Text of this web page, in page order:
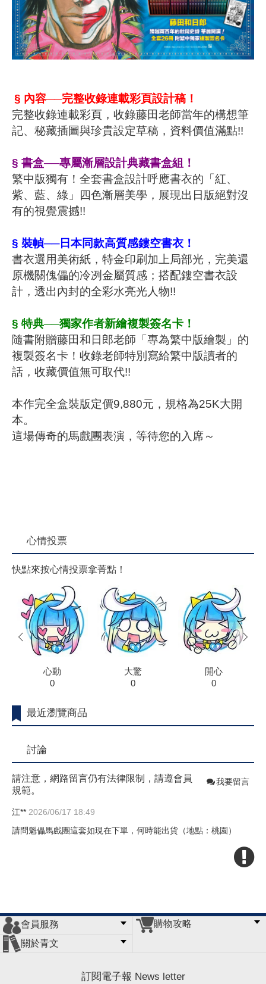
§ 內容──完整收錄連載彩頁設計稿 ！
完整收錄連載彩頁，收錄藤田老師當年的構想筆
記、秘藏插圖與珍貴設定草稿，資料價值滿點!!
§ 書盒──專屬漸層設計典藏書盒組 ！
繁中版獨有！全套書盒設計呼應書衣的「紅、
紫、藍、綠」四色漸層美學，展現出日版絕對沒
有的視覺震撼!!
§ 裝幀──日本同款高質感鏤空書衣 ！
書衣選用美術紙，特金印刷加上局部光，完美還
原機關傀儡的冷冽金屬質感；搭配鏤空書衣設
計，透出內封的全彩水亮光人物!!
§ 特典──獨家作者新繪複製簽名卡 ！
隨書附贈藤田和日郎老師「專為繁中版繪製」的
複製簽名卡！收錄老師特別寫給繁中版讀者的
話，收藏價值無可取代!!
本作完全盒裝版定價9,880元，規格為25K大開
本。
這場傳奇的馬戲團表演，等待您的入席～
心情投票
快點來按心情投票拿菁點！
心動
0
大驚
0
開心
0
prev next
最近瀏覽商品
討論
請注意，網路留言仍有法律限制，請遵會員
規範。
我要留言
江** 2026/06/17 18:49
請問魁儡馬戲團這套如現在下單，何時能出貨（地點：桃園）
會員服務
會員辦法
客服信箱
隱私條款
網站導覽
購物攻略
關於青文
訂閱電子報 News letter